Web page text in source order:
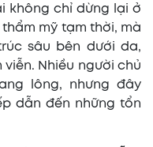
không chỉ dừng lại ở
mỹ tạm thời, mà
sâu bên dưới da,
Nhiều người chủ
lông, nhưng đây
dẫn đến những tổn